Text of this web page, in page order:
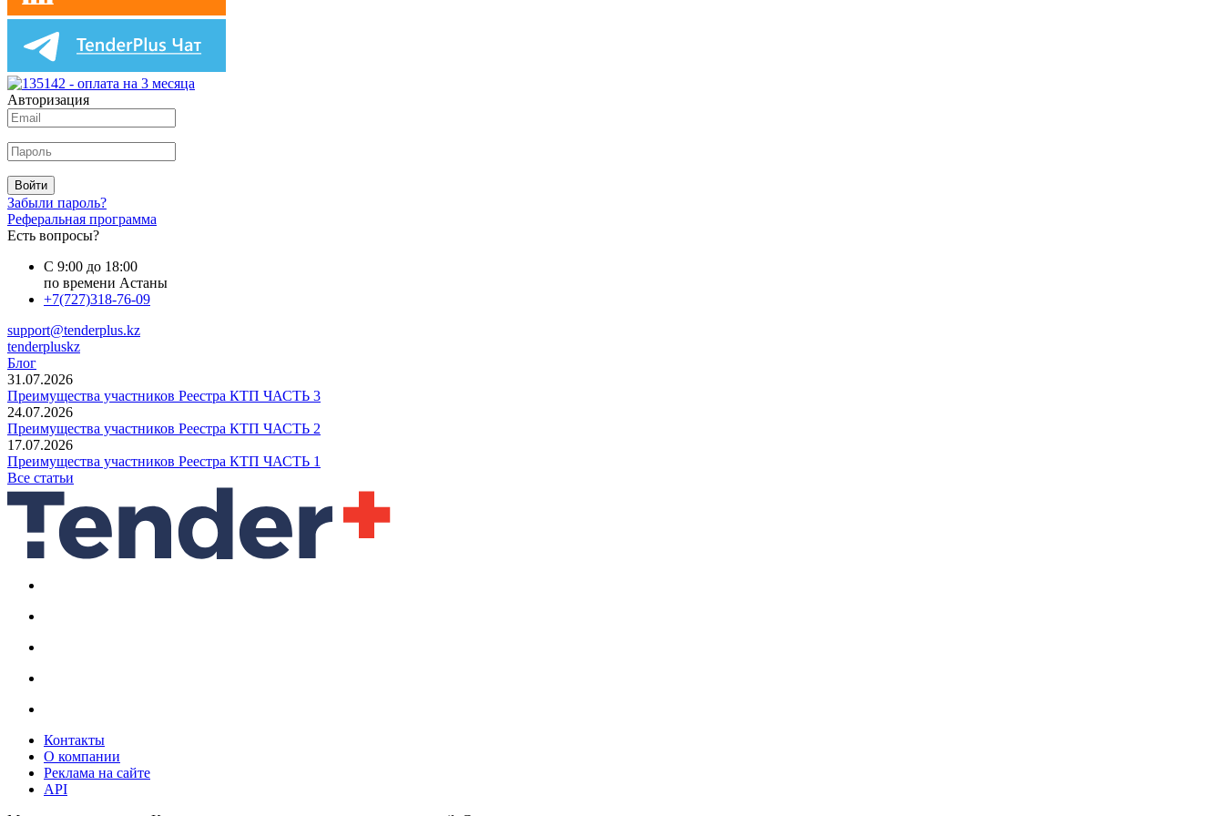
Авторизация
Войти
Забыли пароль?
Реферальная программа
Есть вопросы?
С 9:00 до 18:00
по времени Астаны
+7(727)318-76-09
support@tenderplus.kz
tenderpluskz
Блог
31.07.2026
Преимущества участников Реестра КТП ЧАСТЬ 3
24.07.2026
Преимущества участников Реестра КТП ЧАСТЬ 2
17.07.2026
Преимущества участников Реестра КТП ЧАСТЬ 1
Все статьи
Контакты
О компании
Реклама на сайте
API